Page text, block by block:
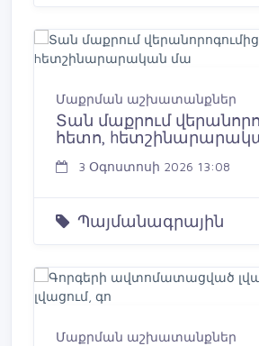
Մաքրման աշխատանքներ
Տան մաքրում
հետո,
3 Օգոստոսի 2026 13:08
Պայմանագրային
Մաքրման աշխատանքներ